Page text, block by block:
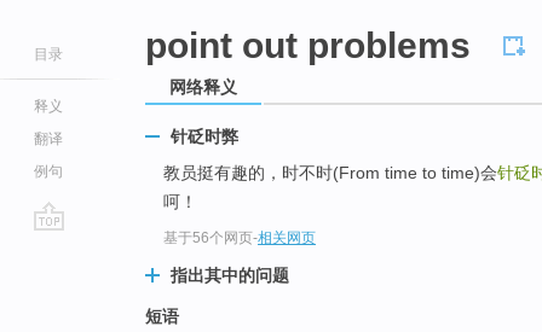
目录
释义
翻译
例句
point out problems
网络释义
针砭时弊
教员挺有趣的，时不时(From time to time)会针砭
呵！
基于56个网页-相关网页
指出其中的问题
短语